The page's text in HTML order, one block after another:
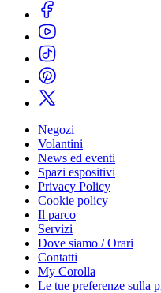
Negozi
Volantini
News ed eventi
Spazi espositivi
Privacy Policy
Cookie policy
Il parco
Servizi
Dove siamo / Orari
Contatti
My Corolla
Le tue preferenze sulla